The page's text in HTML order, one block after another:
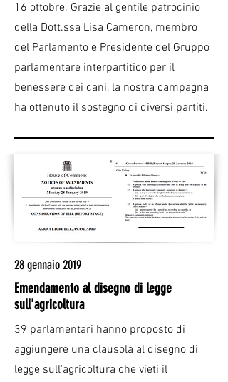
16 ottobre. Grazie al gentile patrocinio
della Dott.ssa Lisa Cameron, membro
del Parlamento e Presidente del Gruppo
parlamentare interpartitico per il
benessere dei cani, la nostra campagna
ha ottenuto il sostegno di diversi partiti.
28 gennaio 2019
Emendamento al disegno di legge
sull'agricoltura
39 parlamentari hanno proposto di
aggiungere una clausola al disegno di
legge sull'agricoltura che vieti il